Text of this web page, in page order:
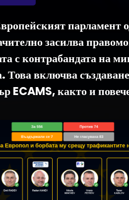
парламент
засилва
с контрабандата на
Това включва
ECAMS, както и